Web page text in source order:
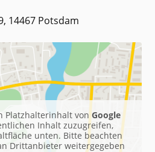
14467 Potsdam
Platzhalterinhalt vonGoogle
Inhalt zuzugreifen,
unten. Bitte beachten
Drittanbieter weitergegeben